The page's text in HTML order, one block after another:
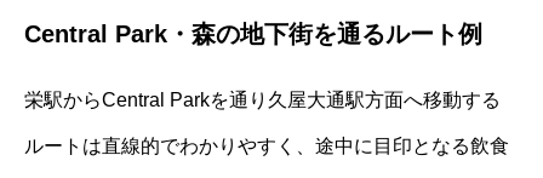
Central Park・森の地下街を通るルート例
栄駅からCentral Parkを通り久屋大通駅方面へ移動する
ルートは直線的でわかりやすく、途中に目印となる飲食